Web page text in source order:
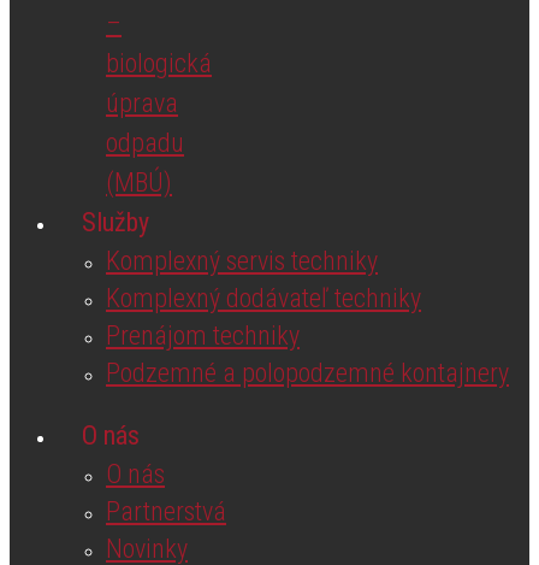
–
biologická
úprava
odpadu
(MBÚ)
Služby
Komplexný servis techniky
Komplexný dodávateľ techniky
Prenájom techniky
Podzemné a polopodzemné kontajnery
O nás
O nás
Partnerstvá
Novinky